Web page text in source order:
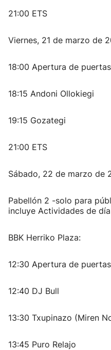
21:00 ETS
Viernes, 21 de marzo de
18:00 Apertura de puertas
18:15 Andoni Ollokiegi
19:15 Gozategi
21:00 ETS
Sábado, 22 de marzo de
Pabellón 2 -solo para
incluye Actividades de día
BBK Herriko Plaza:
12:30 Apertura de
12:40 DJ Bull
13:30 Txupinazo (Miren
13:45 Puro Relajo